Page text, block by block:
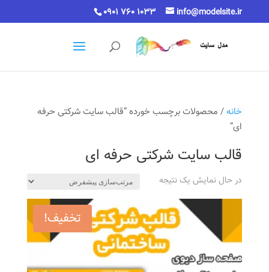
0901 760 1033 info@modelsite.ir
خانه/ محصولات برچسب خورده “قالب سایت شرکتی حرفه
ای”
قالب سایت شرکتی حرفه ای
در حال نمایش یک نتیجه
تخفیف!